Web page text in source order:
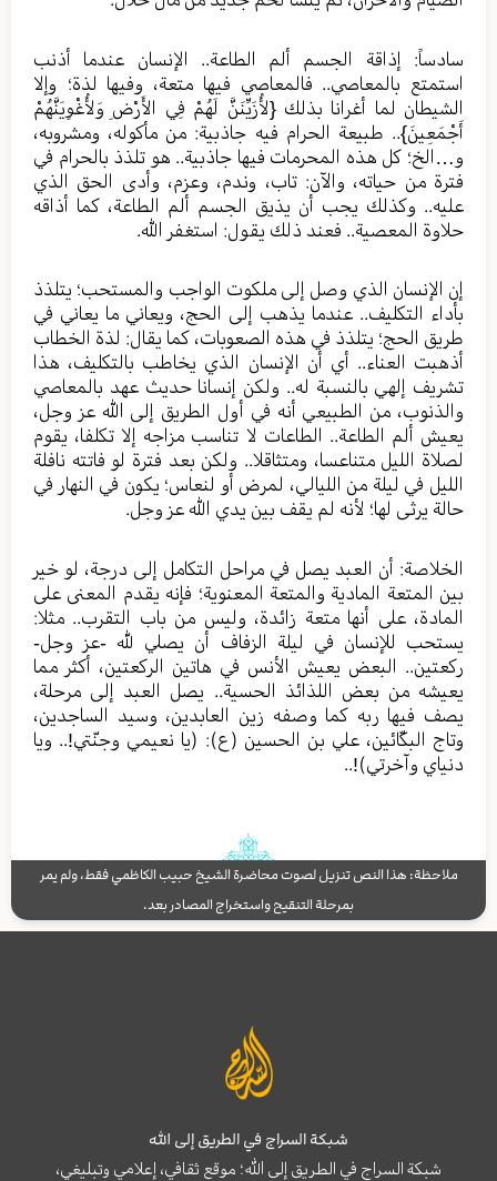
سادساً: إذاقة الجسم ألم الطاعة.. الإنسان عندما أذنب
استمتع بالمعاصي.. فالمعاصي فيها متعة، وفيها لذة؛ وإلا
الشيطان لما أغرانا بذلك {لأُزَيِّنَنَّ لَهُمْ فِي الأَرْضِ وَلأُغْوِيَنَّهُمْ
أَجْمَعِينَ}.. طبيعة الحرام فيه جاذبية: من مأكوله، ومشروبه،
و…الخ؛ كل هذه المحرمات فيها جاذبية.. هو تلذذ بالحرام في
فترة من حياته، والآن: تاب، وندم، وعزم، وأدى الحق الذي
عليه.. وكذلك يجب أن يذيق الجسم ألم الطاعة، كما أذاقه
حلاوة المعصية.. فعند ذلك يقول: استغفر الله.
إن الإنسان الذي وصل إلى ملكوت الواجب والمستحب؛ يتلذذ
بأداء التكليف.. عندما يذهب إلى الحج، ويعاني ما يعاني في
طريق الحج؛ يتلذذ في هذه الصعوبات، كما يقال: لذة الخطاب
أذهبت العناء.. أي أن الإنسان الذي يخاطب بالتكليف، هذا
تشريف إلهي بالنسبة له.. ولكن إنسانا حديث عهد بالمعاصي
والذنوب، من الطبيعي أنه في أول الطريق إلى الله عز وجل،
يعيش ألم الطاعة.. الطاعات لا تناسب مزاجه إلا تكلفا، يقوم
لصلاة الليل متناعسا، ومتثاقلا.. ولكن بعد فترة لو فاتته نافلة
الليل في ليلة من الليالي، لمرض أو لنعاس؛ يكون في النهار في
حالة يرثى لها؛ لأنه لم يقف بين يدي الله عز وجل.
الخلاصة: أن العبد يصل في مراحل التكامل إلى درجة، لو خير
بين المتعة المادية والمتعة المعنوية؛ فإنه يقدم المعنى على
المادة، على أنها متعة زائدة، وليس من باب التقرب.. مثلا:
يستحب للإنسان في ليلة الزفاف أن يصلي لله -عز وجل-
ركعتين.. البعض يعيش الأنس في هاتين الركعتين، أكثر مما
يعيشه من بعض اللذائذ الحسية.. يصل العبد إلى مرحلة،
يصف فيها ربه كما وصفه زين العابدين، وسيد الساجدين،
وتاج البكّائين، علي بن الحسين (ع): (يا نعيمي وجنّتي!.. ويا
دنياي وآخرتي)!..
ملاحظة: هذا النص تنزيل لصوت محاضرة الشيخ حبيب الكاظمي فقط، ولم يمر
بمرحلة التنقيح واستخراج المصادر بعد.
شبكة السراج في الطريق إلى الله
شبكة السراج في الطريق إلى الله؛ موقع ثقافي، إعلامي وتبليغي،